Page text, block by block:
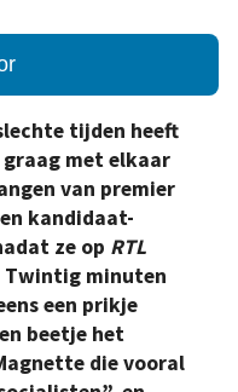
tijden heeft
met elkaar
van premier
kandidaat-
ze op RTL
Twintig minuten
een prikje
beetje het
die vooral